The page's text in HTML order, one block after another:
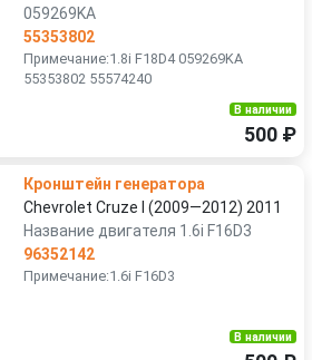
059269KA
55353802
Примечание:1.8i F18D4 059269KA
55353802 55574240
В наличии
500 ₽
Кронштейн генератора
Chevrolet Cruze I (2009—2012) 2011
Название двигателя 1.6i F16D3
96352142
Примечание:1.6i F16D3
В наличии